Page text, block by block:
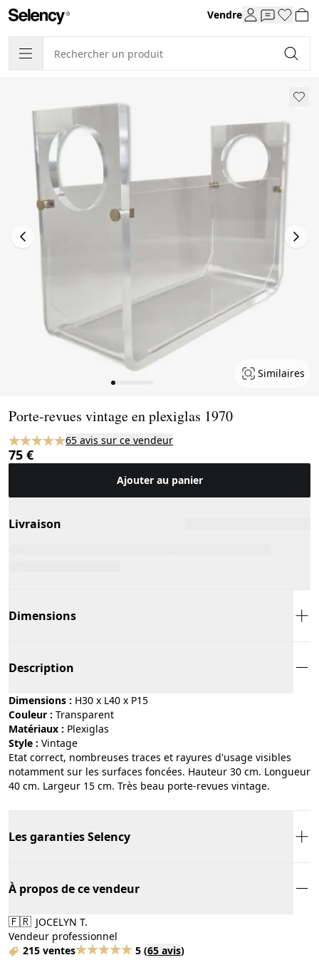
Vendre
Similaires
Porte-revues vintage en plexiglas 1970
65 avis sur ce vendeur
75 €
Ajouter au panier
Livraison
Dimensions
Description
Dimensions : H30 x L40 x P15
Couleur :
transparent
Matériaux :
plexiglas
Style :
vintage
Etat correct, nombreuses traces et rayures d'usage visibles
notamment sur les surfaces foncées. Hauteur 30 cm. Longueur
40 cm. Largeur 15 cm. Très beau porte-revues vintage.
Les garanties Selency
À propos de ce vendeur
🇫🇷 JOCELYN T.
Vendeur professionnel
215 ventes
5 (65 avis)